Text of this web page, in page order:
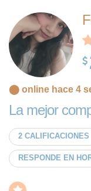
⬤ online hace 4
La mejor
2 CALIFICACIONES
RESPONDE EN